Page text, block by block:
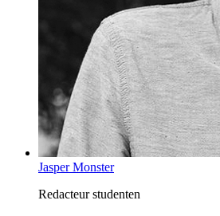
Jasper Monster
Redacteur studenten